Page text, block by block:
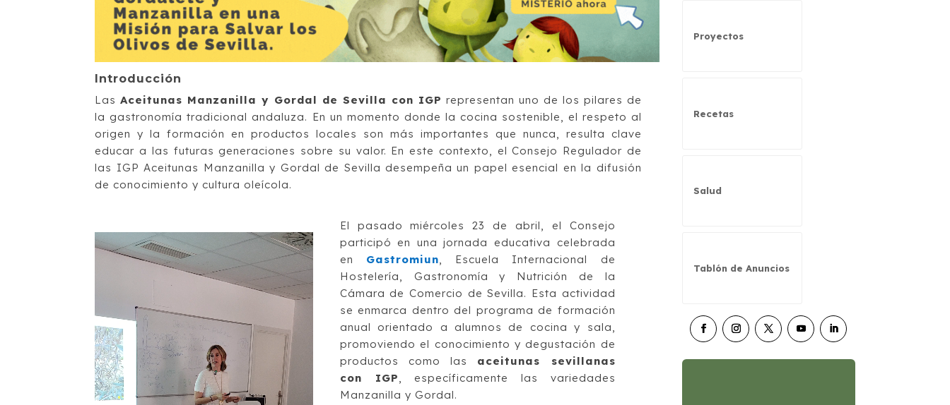
Introducción
LasAceitunas Manzanilla y Gordal de Sevilla con IGP representan uno de los pilares de
la gastronomía tradicional andaluza. En un momento donde la cocina sostenible, el respeto al
origen y la formación en productos locales son más importantes que nunca, resulta clave
educar a las futuras generaciones sobre su valor. En este contexto, el Consejo Regulador de
las IGP Aceitunas Manzanilla y Gordal de Sevilla desempeña un papel esencial en la difusión
de conocimiento y cultura oleícola.
El pasado miércoles 23 de abril, el Consejo
participó en una jornada educativa celebrada
en Gastromiun, Escuela Internacional de
Hostelería, Gastronomía y Nutrición de la
Cámara de Comercio de Sevilla. Esta actividad
se enmarca dentro del programa de formación
anual orientado a alumnos de cocina y sala,
promoviendo el conocimiento y degustación de
productos como las aceitunas sevillanas
con IGP, específicamente las variedades
Manzanilla y Gordal.
Proyectos
Recetas
Salud
Tablón de Anuncios